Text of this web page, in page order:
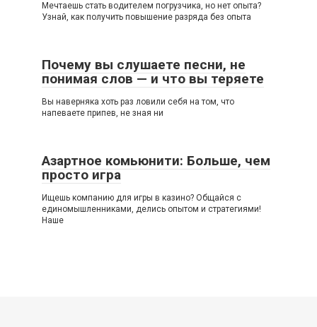
Мечтаешь стать водителем погрузчика, но нет опыта?
Узнай, как получить повышение разряда без опыта
Почему вы слушаете песни, не
понимая слов — и что вы теряете
Вы наверняка хоть раз ловили себя на том, что
напеваете припев, не зная ни
Азартное комьюнити: Больше, чем
просто игра
Ищешь компанию для игры в казино? Общайся с
единомышленниками, делись опытом и стратегиями!
Наше